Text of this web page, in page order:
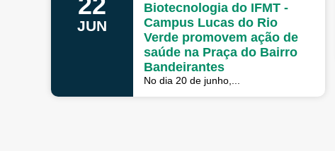
JUN
Biotecnologia do IFMT -
Campus Lucas do Rio
Verde promovem ação de
saúde na Praça do Bairro
Bandeirantes
No dia 20 de junho,...